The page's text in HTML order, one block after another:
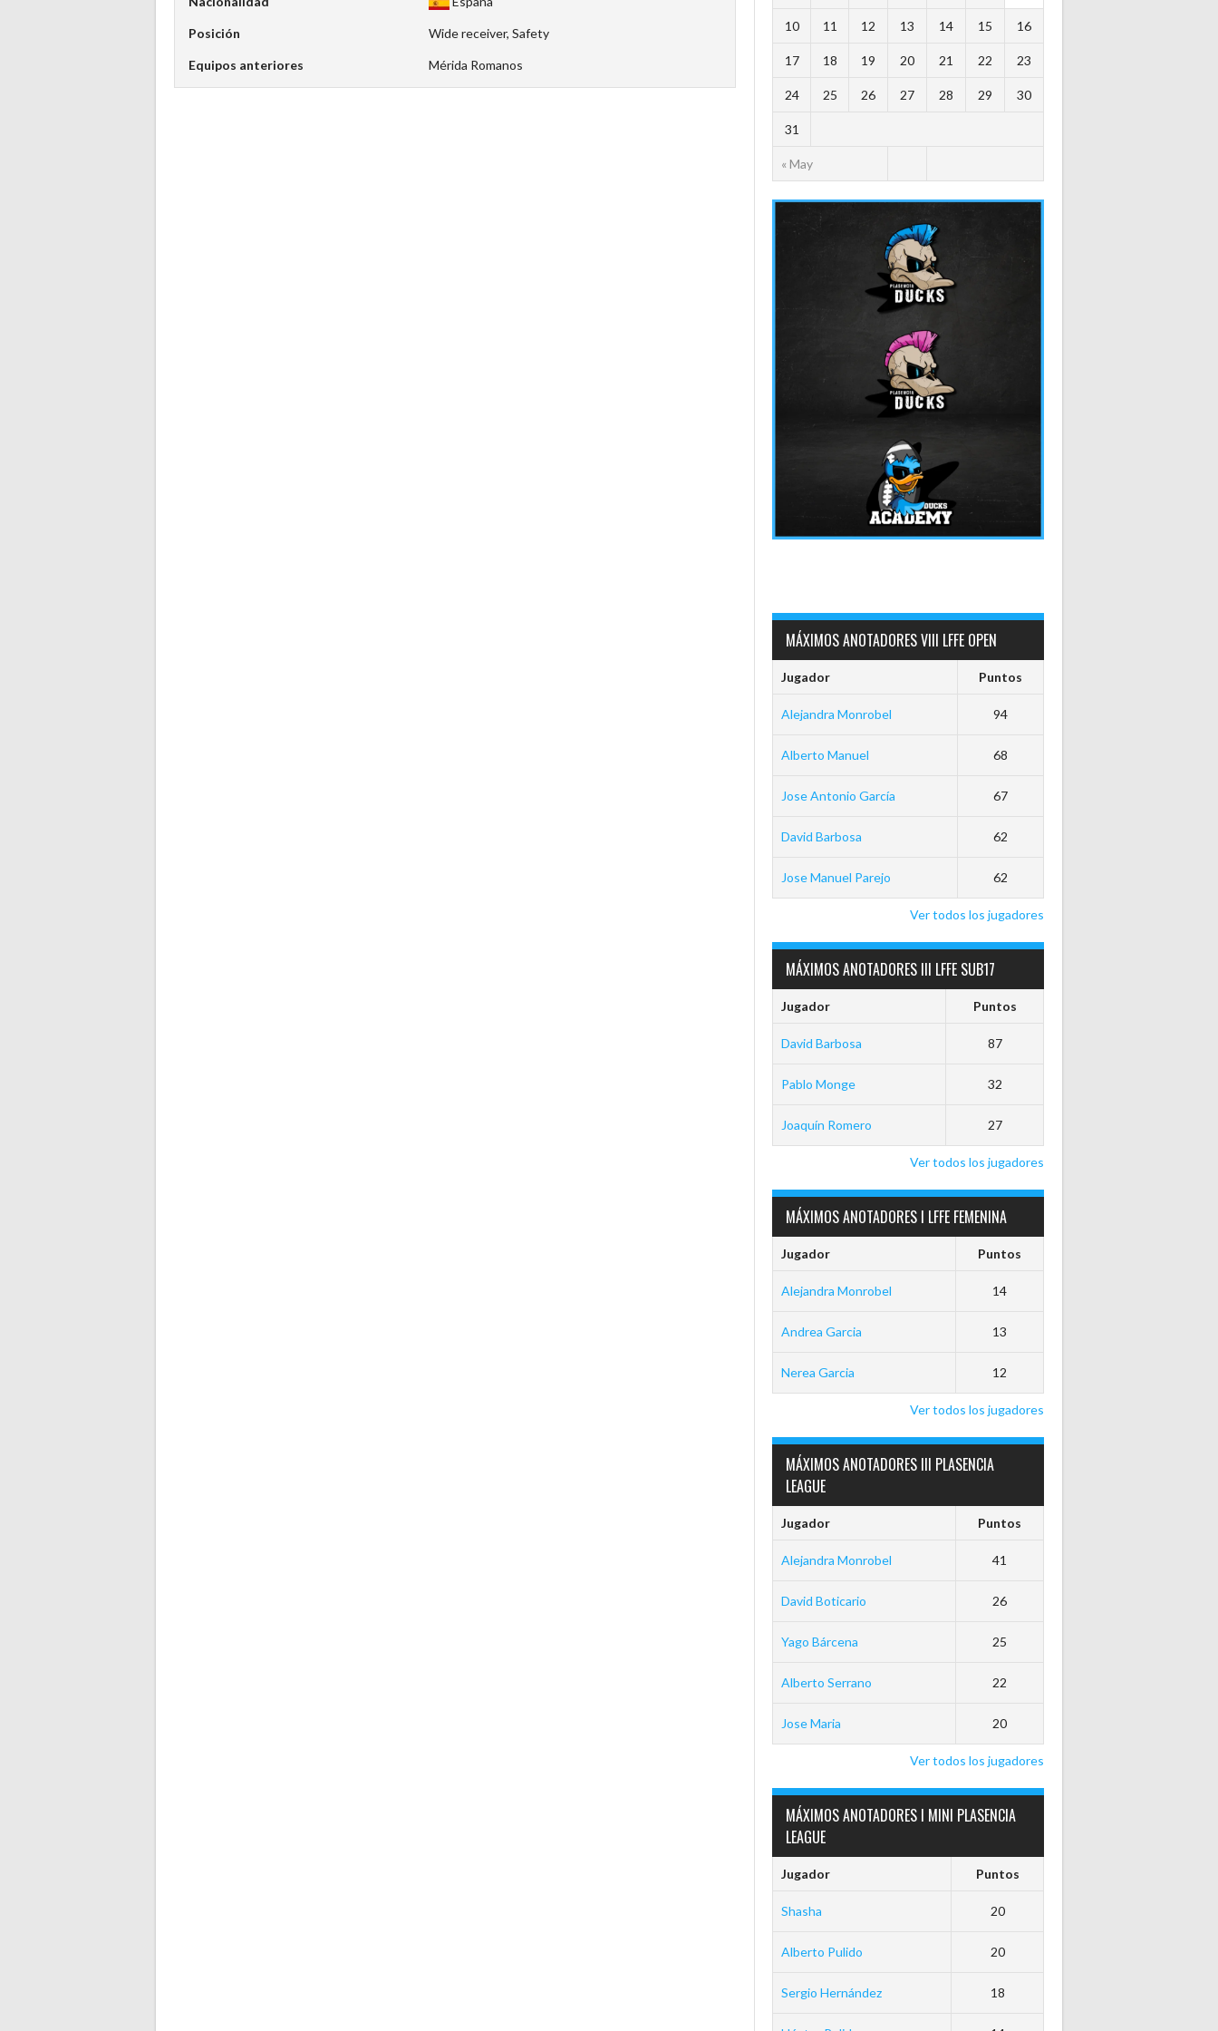
Posición Wide receiver, Safety
Equipos anteriores Mérida Romanos
« May
10 11 12 13 14 15 16
17 18 19 20 21 22 23
24 25 26 27 28 29 30
31
MÁXIMOS ANOTADORES VIII LFFE OPEN
Jugador Puntos
Alejandra Monrobel 94
Alberto Manuel 68
Jose Antonio García 67
David Barbosa 62
Jose Manuel Parejo 62
Ver todos los jugadores
MÁXIMOS ANOTADORES III LFFE SUB17
Jugador Puntos
David Barbosa 87
Pablo Monge 32
Joaquín Romero 27
Ver todos los jugadores
MÁXIMOS ANOTADORES I LFFE FEMENINA
Jugador Puntos
Alejandra Monrobel 14
Andrea Garcia 13
Nerea Garcia 12
Ver todos los jugadores
MÁXIMOS ANOTADORES III PLASENCIA
LEAGUE
Jugador Puntos
Alejandra Monrobel 41
David Boticario 26
Yago Bárcena 25
Alberto Serrano 22
Jose Maria 20
Ver todos los jugadores
MÁXIMOS ANOTADORES I MINI PLASENCIA
LEAGUE
Jugador Puntos
Shasha 20
Alberto Pulido 20
Sergio Hernández 18